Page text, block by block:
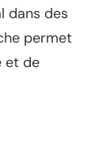
dans des
permet
et de